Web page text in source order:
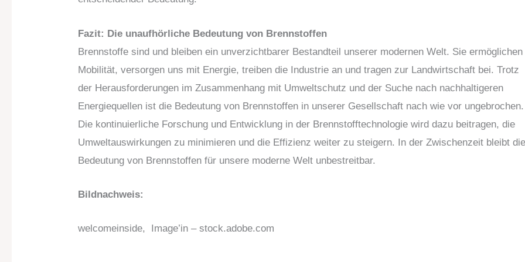
Fazit: Die unaufhörliche Bedeutung von Brennstoffen
Brennstoffe sind und bleiben ein unverzichtbarer Bestandteil unserer modernen Welt. Sie ermöglichen
Mobilität, versorgen uns mit Energie, treiben die Industrie an und tragen zur Landwirtschaft bei. Trotz
der Herausforderungen im Zusammenhang mit Umweltschutz und der Suche nach nachhaltigeren
Energiequellen ist die Bedeutung von Brennstoffen in unserer Gesellschaft nach wie vor ungebrochen.
Die kontinuierliche Forschung und Entwicklung in der Brennstofftechnologie wird dazu beitragen, die
Umweltauswirkungen zu minimieren und die Effizienz weiter zu steigern. In der Zwischenzeit bleibt
Bedeutung von Brennstoffen für unsere moderne Welt unbestreitbar.
Bildnachweis:
welcomeinside, Image’in – stock.adobe.com